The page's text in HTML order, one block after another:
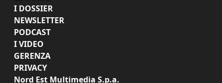
I DOSSIER
NEWSLETTER
PODCAST
I VIDEO
GERENZA
PRIVACY
Nord Est Multimedia S.p.a.